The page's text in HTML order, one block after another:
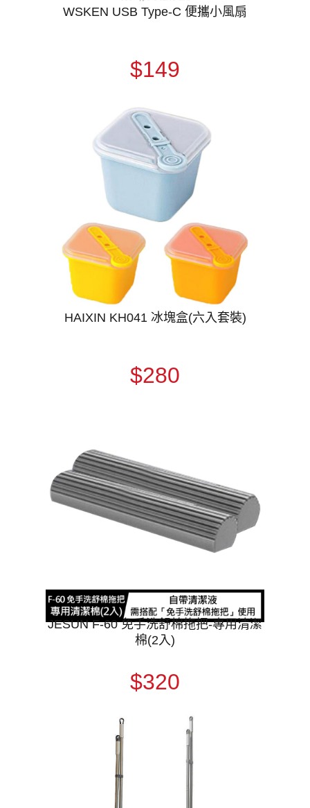
WSKEN USB Type-C 便攜小風扇
$149
HAIXIN KH041 冰塊盒(六入套裝)
$280
JESUN F-60 免手洗舒棉拖把-專用清潔
棉(2入)
$320